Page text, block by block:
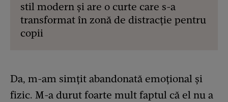
stil modern și are o curte care s-a
transformat în zonă de distracție pentru
copii
Da, m-am simțit abandonată emoțional și
fizic. M-a durut foarte mult faptul că el nu a